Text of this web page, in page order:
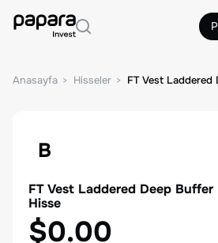
Anasayfa Hisseler FT Vest Laddered
B
FT Vest Laddered Deep Buffer
Hisse
$0.00